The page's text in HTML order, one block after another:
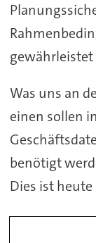
gewährleistet
Was uns an
einen sollen
benötigt
Dies ist heute